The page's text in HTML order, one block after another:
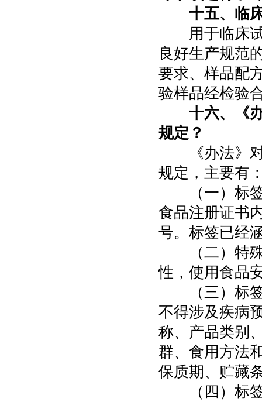
十五、临
用于临床试
良好生产规范
要求、样品配
验样品经检验
十六、《
规定？
《办法》对
规定，主要有
（一）标签
食品注册证书
号。标签已经
（二）特殊
性，使用食品
（三）标签
不得涉及疾病
称、产品类别
群、食用方法
保质期、贮藏
（四）标签